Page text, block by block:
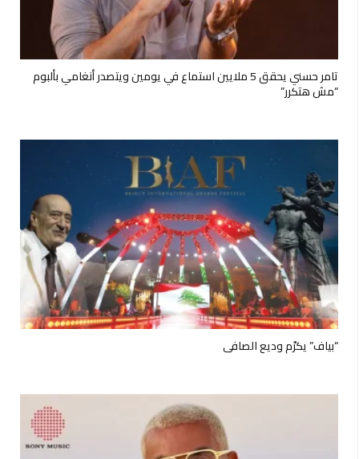
تامر حسني يحقق 5 ملايين استماع في يومين ويتصدر أنغامي بألبوم
“مش هتكرر”
“بياف” يكرّم وديع الصافي